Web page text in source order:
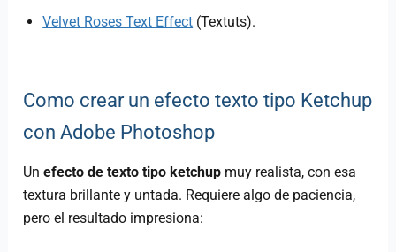
Velvet Roses Text Effect (Textuts).
Como crear un efecto texto tipo Ketchup
con Adobe Photoshop
Unefecto de texto tipo ketchup muy realista, con esa
textura brillante y untada. Requiere algo de paciencia,
pero el resultado impresiona: